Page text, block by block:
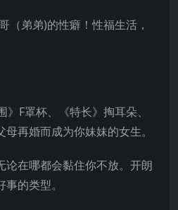
（弟弟)的性癖！性福生活，
》F罩杯、《特长》掏耳朵、
母再婚而成为你妹妹的女生。
论在哪都会黏住你不放。开朗
的类型。